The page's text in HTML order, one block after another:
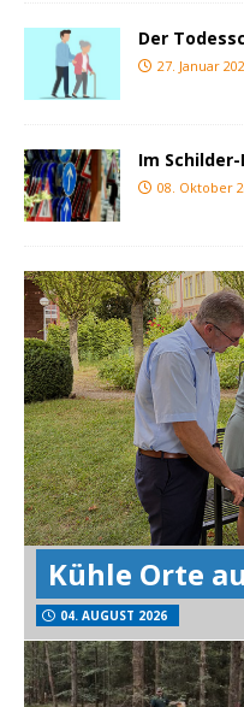
Der
27. Januar
Im
08. Oktober
Kühle Orte
04. AUGUST 2026